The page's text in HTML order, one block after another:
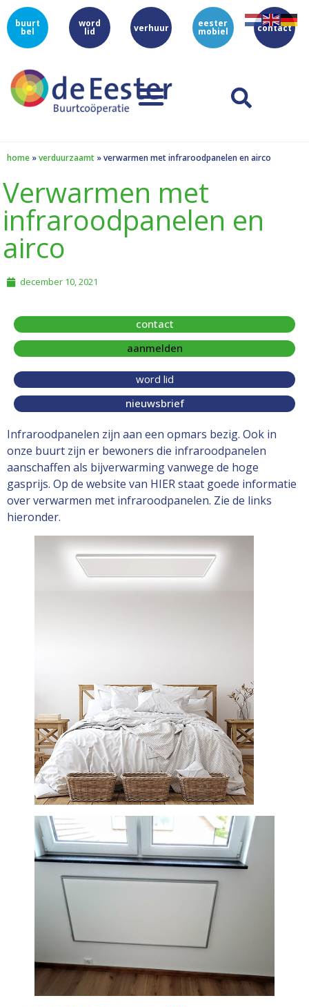
buurt
bel
word
lid verhuur eester
mobiel contact
home »verduurzaamt »verwarmen met infraroodpanelen en airco
Verwarmen met
infraroodpanelen en
airco
december 10, 2021
contact
aanmelden
word lid
nieuwsbrief
Infraroodpanelen zijn aan een opmars bezig. Ook in
onze buurt zijn er bewoners die infraroodpanelen
aanschaffen als bijverwarming vanwege de hoge
gasprijs. Op de website van HIER staat goede informatie
over verwarmen met infraroodpanelen. Zie de links
hieronder.